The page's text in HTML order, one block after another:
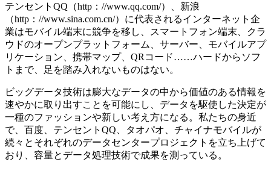
テンセントQQ（http：//www.qq.com/）、新浪
（http：//www.sina.com.cn/）に代表されるインターネット企
業はモバイル端末に競争を移し、スマートフォン端末、クラ
ウドのオープンプラットフォーム、サーバー、モバイルアプ
リケーション、携帯マップ、QRコード……ハードからソフ
トまで、足を踏み入れないものはない。
ビッグデータ技術は膨大なデータの中から価値のある情報を
速やかに取り出すことを可能にし、データを駆使した決定が
一種のファッションや新しい考え方になる。私たちの身近
で、百度、テンセント QQ、タオパオ、チャイナモバイルが
続々とそれぞれのデータセンタープロジェクトを立ち上げて
おり、容量とデータ処理技術で成果を測っている。